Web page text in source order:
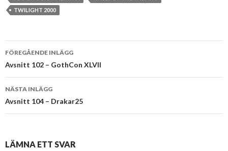
TWILIGHT 2000
Inläggsnavigering
FÖREGÅENDE INLÄGG
Avsnitt 102 – GothCon XLVII
NÄSTA INLÄGG
Avsnitt 104 – Drakar25
LÄMNA ETT SVAR